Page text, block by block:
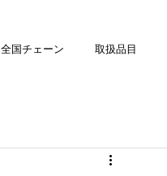
全国チェーン 取扱品目